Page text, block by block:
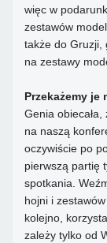
więc w
zestawów
także do Gruzji,
na zestawy
Przekażemy je
Genia
na naszą
oczywiście po
pierwszą partię
spotkania.
hojni i
kolejno,
zależy tylko od